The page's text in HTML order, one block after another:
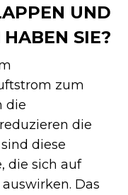
UND
SIE?
zum
die
die
sind diese
die sich auf
Das